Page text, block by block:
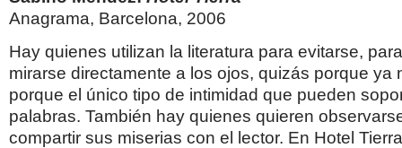
Anagrama, Barcelona, 2006
Hay quienes utilizan la literatura para evitarse,
mirarse directamente a los ojos, quizás porque ya
porque el único tipo de intimidad que pueden
palabras. También hay quienes quieren
compartir sus miserias con el lector. En Hotel